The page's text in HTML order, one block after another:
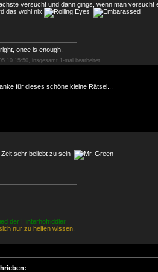
versucht und dann gings, wenn man versucht
das wohl nix
once is enough.
15:50, insgesamt 1-mal bearbeitet
für dieses schöne kleine Rätsel...
sehr beliebt zu sein
der Hinterhofriddler
nur zu helfen wissen.